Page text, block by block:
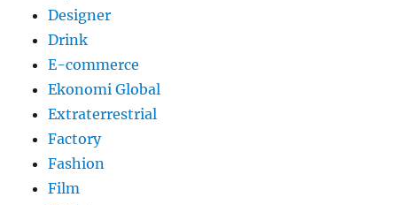
Designer
Drink
E-commerce
Ekonomi Global
Extraterrestrial
Factory
Fashion
Film